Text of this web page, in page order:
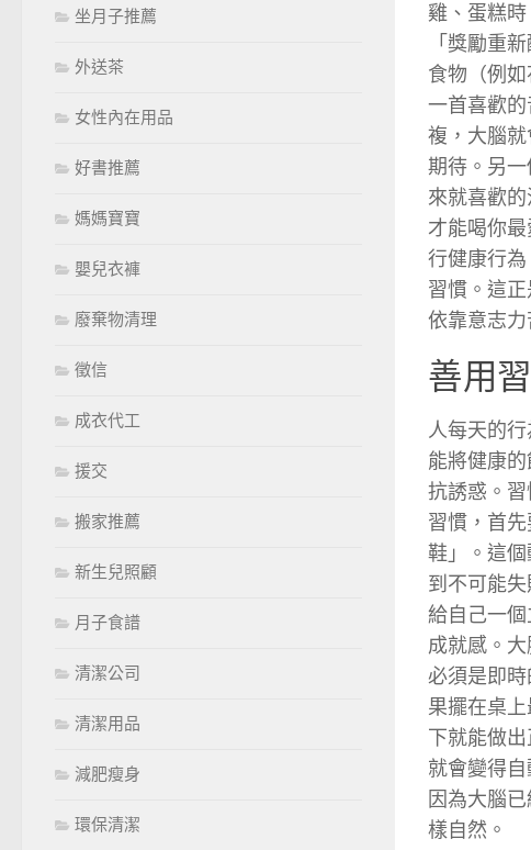
雞、蛋糕
「獎勵重
食物（例
一首喜歡
複，大腦
期待。另
來就喜歡
才能喝你
行健康行
習慣。這
依靠意志
善用
人每天的
能將健康
抗誘惑。
習慣，首
鞋」。這
到不可能
給自己一
成就感。
必須是即
果擺在桌
下就能做
就會變得
因為大腦
樣自然。
坐月子推薦
外送茶
女性內在用品
好書推薦
媽媽寶寶
嬰兒衣褲
廢棄物清理
徵信
成衣代工
援交
搬家推薦
新生兒照顧
月子食譜
清潔公司
清潔用品
減肥瘦身
環保清潔